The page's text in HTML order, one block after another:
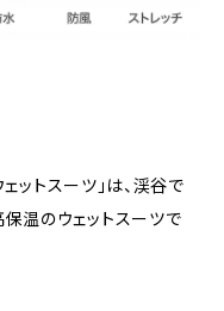
ットスーツ」は、渓谷で
温のウェットスーツで